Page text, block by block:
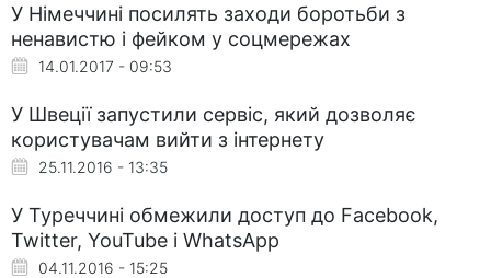
У Німеччині посилять заходи боротьби з
ненавистю і фейком у соцмережах
14.01.2017 - 09:53
У Швеції запустили сервіс, який дозволяє
користувачам вийти з інтернету
25.11.2016 - 13:35
У Туреччині обмежили доступ до Facebook,
Twitter, YouTube і WhatsApp
04.11.2016 - 15:25